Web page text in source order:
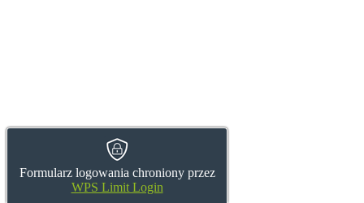
Formularz logowania chroniony przez
WPS Limit Login